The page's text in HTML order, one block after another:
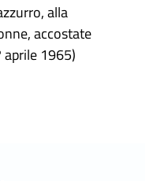
alla
accostate
aprile 1965)